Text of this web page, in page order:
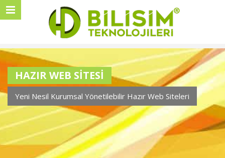
HAZIR WEB SİTESİ
Yeni Nesil Kurumsal Yönetilebilir Hazır Web Siteleri